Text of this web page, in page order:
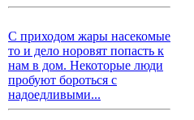
С приходом жары насекомые
то и дело норовят попасть к
нам в дом. Некоторые люди
пробуют бороться с
надоедливыми...